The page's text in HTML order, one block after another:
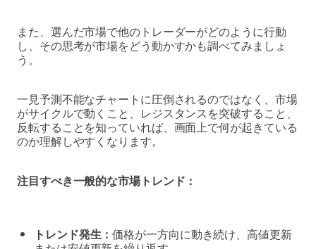
また、選んだ市場で他のトレーダーがどのように行動
し、その思考が市場をどう動かすかも調べてみましょ
う。
一見予測不能なチャートに圧倒されるのではなく、市場
がサイクルで動くこと、レジスタンスを突破すること、
反転することを知っていれば、画面上で何が起きている
のか理解しやすくなります。
注目すべき一般的な市場トレンド：
トレンド発生：価格が一方向に動き続け、高値更新